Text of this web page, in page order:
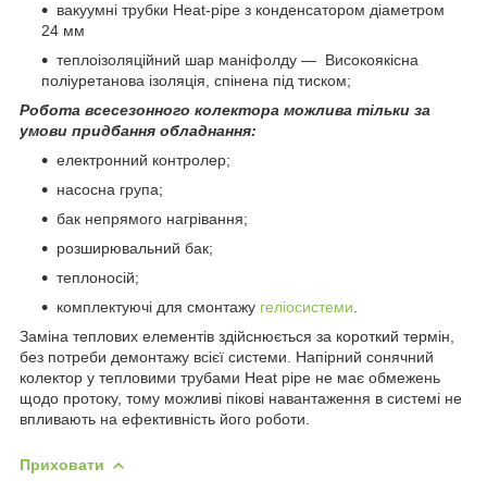
вакуумні трубки Heat-pipe з конденсатором діаметром
24 мм
теплоізоляційний шар маніфолду — Високоякісна
поліуретанова ізоляція, спінена під тиском;
Робота всесезонного колектора можлива тільки за
умови придбання обладнання:
електронний контролер;
насосна група;
бак непрямого нагрівання;
розширювальний бак;
теплоносій;
комплектуючі для смонтажу геліосистеми
Заміна теплових елементів здійснюється за короткий термін,
без потреби демонтажу всієї системи. Напірний сонячний
колектор у тепловими трубами Heat pipe не має обмежень
щодо протоку, тому можливі пікові навантаження в системі не
впливають на ефективність його роботи.
Приховати